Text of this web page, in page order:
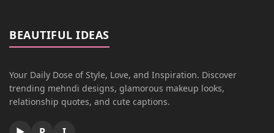
BEAUTIFUL IDEAS
Your Daily Dose of Style, Love, and Inspiration. Discover
trending mehndi designs, glamorous makeup looks,
relationship quotes, and cute captions.